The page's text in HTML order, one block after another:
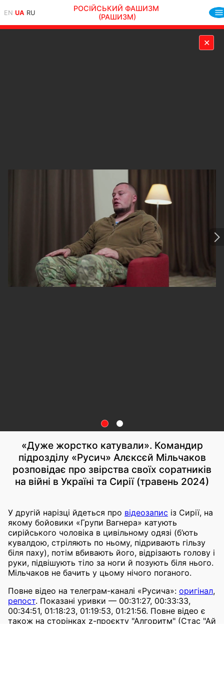
EN UA RU
РОСІЙСЬКИЙ ФАШИЗМ
(РАШИЗМ)
✕
«Дуже жорстко катували». Командир
підрозділу «Русич» Алєксєй Мільчаков
розповідає про звірства своїх соратників
на війні в Україні та Сирії (травень 2024)
У другій нарізці йдеться про відеозапис із Сирії, на
якому бойовики «Групи Вагнера» катують
сирійського чоловіка в цивільному одязі (б’ють
кувалдою, стріляють по ньому, підривають гільзу
біля паху), потім вбивають його, відрізають голову і
руки, підвішують тіло за ноги й позують біля нього.
Мільчаков не бачить у цьому нічого поганого.
Повне відео на телеграм-каналі «Русича»: оригінал,
репост. Показані уривки — 00:31:27, 00:33:33,
00:34:51, 01:18:23, 01:19:53, 01:21:56. Повне відео є
також на сторінках z-проєкту "Алгоритм" (Стас "Ай